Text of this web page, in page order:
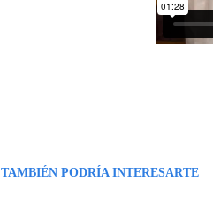
TAMBIÉN PODRÍA INTERESARTE